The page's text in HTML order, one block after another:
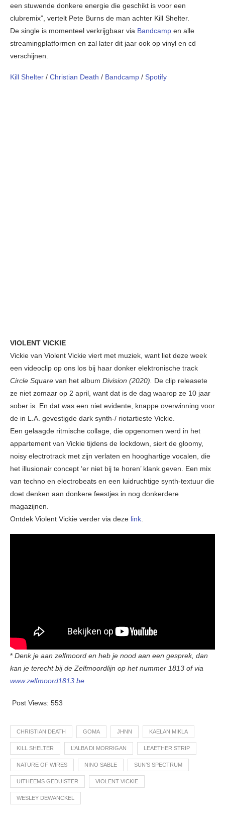
een stuwende donkere energie die geschikt is voor een
clubremix”, vertelt Pete Burns de man achter Kill Shelter.
De single is momenteel verkrijgbaar via Bandcamp en alle
streamingplatformen en zal later dit jaar ook op vinyl en cd
verschijnen.
Kill Shelter / Christian Death / Bandcamp / Spotify
VIOLENT VICKIE
Vickie van Violent Vickie viert met muziek, want liet deze week
een videoclip op ons los bij haar donker elektronische track
Circle Square van het album Division (2020). De clip releasete
ze niet zomaar op 2 april, want dat is de dag waarop ze 10 jaar
sober is. En dat was een niet evidente, knappe overwinning voor
de in L.A. gevestigde dark synth-/ riotartieste Vickie.
Een gelaagde ritmische collage, die opgenomen werd in het
appartement van Vickie tijdens de lockdown, siert de gloomy,
noisy electrotrack met zijn verlaten en hooghartige vocalen, die
het illusionair concept ‘er niet bij te horen’ klank geven. Een mix
van techno en electrobeats en een luidruchtige synth-textuur die
doet denken aan donkere feestjes in nog donkerdere
magazijnen.
Ontdek Violent Vickie verder via deze link.
* Denk je aan zelfmoord en heb je nood aan een gesprek, dan
kan je terecht bij de Zelfmoordlijn op het nummer 1813 of via
www.zelfmoord1813.be
Post Views: 553
CHRISTIAN DEATH GOMA JHNN KAELAN MIKLA
KILL SHELTER L’ALBA DI MORRIGAN LEAETHER STRIP
NATURE OF WIRES NINO SABLE SUN’S SPECTRUM
UITHEEMS GEDUISTER VIOLENT VICKIE
WESLEY DEWANCKEL